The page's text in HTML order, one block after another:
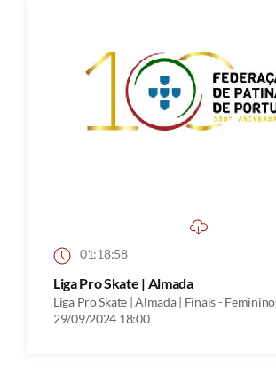
01:18:58
Liga Pro Skate | Almada
Liga Pro Skate | Almada | Finais -
29/09/2024 18:00